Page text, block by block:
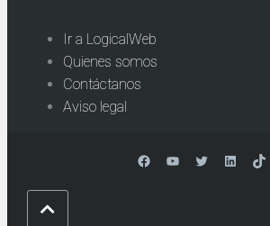
Ir a LogicalWeb
Quienes somos
Contáctanos
Aviso legal
Facebook YouTube Twitter LinkedIn TikTok